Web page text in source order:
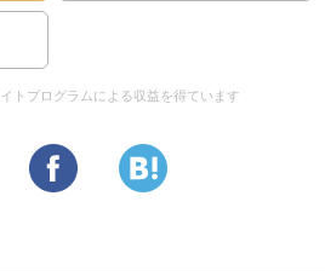
ると、政令指定都市になり、全国
係の仕事を除いて、都道府県と同
大型船が入るための整備がないこ
出のネックになっている（ｐ１２
トプログラムによる収益を得ています